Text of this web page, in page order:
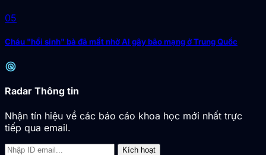
05
Cháu "hồi sinh" bà đã mất nhờ AI gây bão mạng ở Trung Quốc
radar
Radar Thông tin
Nhận tín hiệu về các báo cáo khoa học mới nhất trực
tiếp qua email.
Kích hoạt